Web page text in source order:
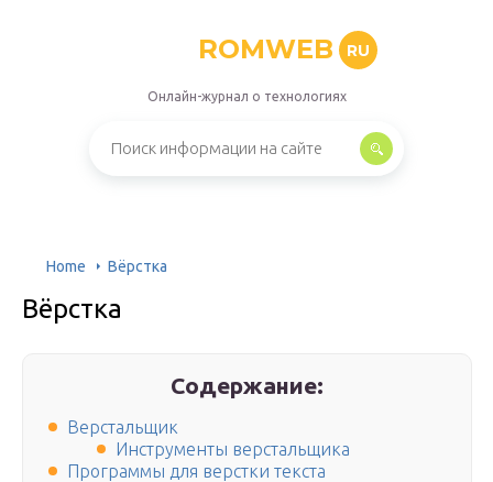
ROMWEB RU
Онлайн-журнал о технологиях
Home Вёрстка
Вёрстка
Содержание:
Верстальщик
Инструменты верстальщика
Программы для верстки текста